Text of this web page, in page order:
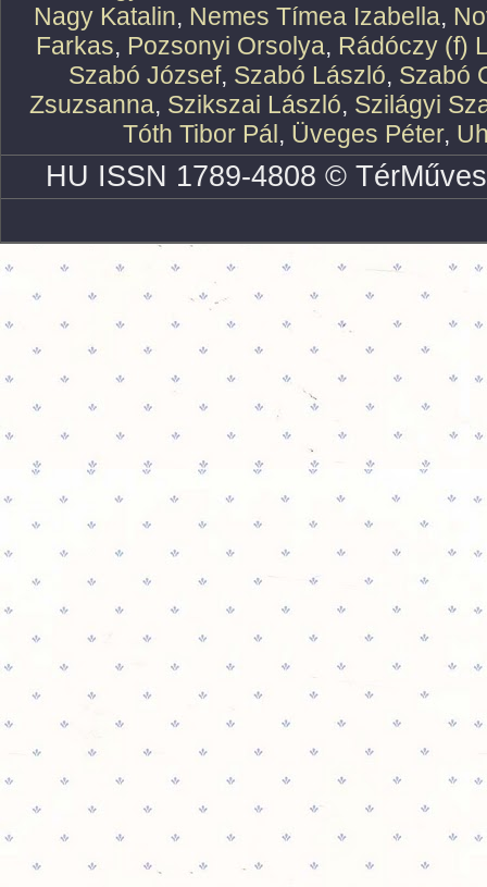
Nagy Katalin, Nemes Tímea Izabella,
Farkas, Pozsonyi Orsolya, Rádóczy (f)
Szabó József, Szabó László, Szabó
Zsuzsanna, Szikszai László, Szilágyi
Tóth Tibor Pál, Üveges Péter,
HU ISSN 1789-4808 ©